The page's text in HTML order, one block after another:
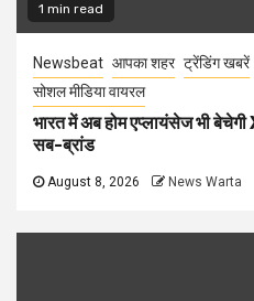
1 min read
Newsbeat आपका शहर ट्रेंडिंग खबरें
सोशल मीडिया वायरल
भारत में अब होम एप्लायंसेज भी
सब-ब्रांड
August 8, 2026 News Warta